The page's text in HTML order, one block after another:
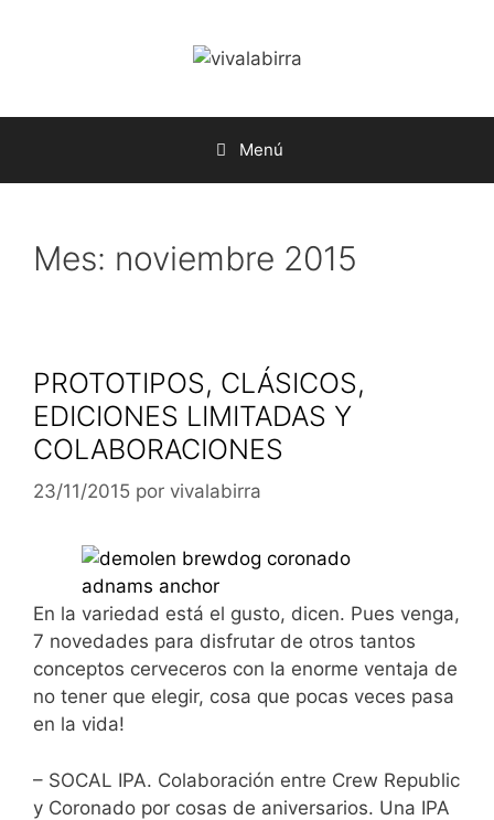
Menú
Mes: noviembre 2015
PROTOTIPOS, CLÁSICOS,
EDICIONES LIMITADAS Y
COLABORACIONES
23/11/2015 por vivalabirra
En la variedad está el gusto, dicen. Pues venga,
7 novedades para disfrutar de otros tantos
conceptos cerveceros con la enorme ventaja de
no tener que elegir, cosa que pocas veces pasa
en la vida!
– SOCAL IPA. Colaboración entre Crew Republic
y Coronado por cosas de aniversarios. Una IPA